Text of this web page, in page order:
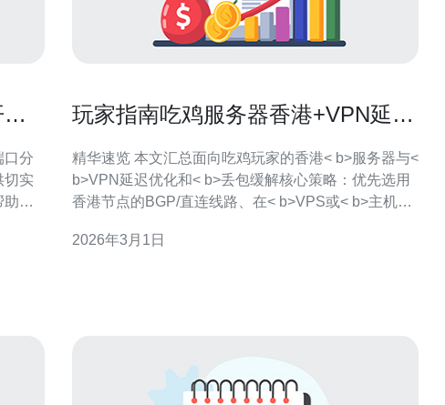
口分
切实
运
玩家指南吃鸡服务器香港+VPN延迟
精华速览 本文汇总面向吃鸡玩家的香港< b>服务器与<
b>VPN延迟优化和< b>丢包缓解核心策略：优先选用
香港节点的BGP/直连线路、在< b>VPS或< b>主机上
开启FEC或包复制、结合< b>CDN与< b>DDoS防御
2026年3月1日